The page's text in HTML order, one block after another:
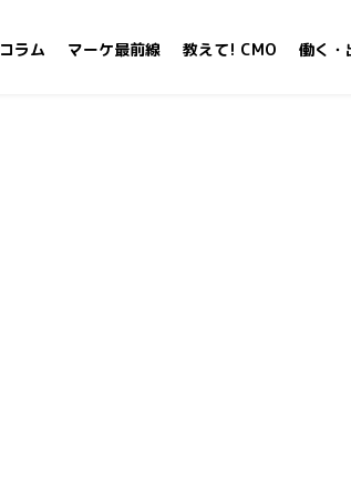
コラム マーケ最前線 教えて! CMO 働く・